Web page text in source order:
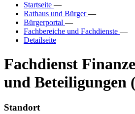
Startseite —
Rathaus und Bürger—
Bürgerportal —
Fachbereiche und Fachdienste —
Detailseite
Fachdienst
und Beteiligungen
Standort